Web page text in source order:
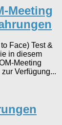
Meeting
Face) Test &
in diesem
Meeting
Verfügung...